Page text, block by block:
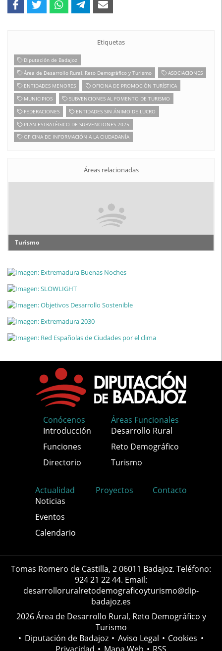
Etiquetas
Diputación de Badajoz
Área de Desarrollo Rural, Reto Demográfico y Turismo
ASOCIACIONES
ENTIDADES MENORES
OFICINA DE PROMOCIÓN TURÍSTICA
MUNICIPIOS
SUBVENCIONES AL FOMENTO DE TURISMO
FEDERACIONES
ENTIDADES SIN ÁNIMO DE LUCRO
PLAN ESTRATÉGICO DE SUBVENCIONES 2025
OFICINA DE INFORMACIÓN A LA CIUDADANÍA
Áreas relacionadas
Turismo
Conócenos
Introducción
Funciones
Directorio
Áreas Funcionales
Desarrollo Rural
Reto Demográfico
Turismo
Actualidad
Noticias
Eventos
Calendario
Proyectos Contacto
Tomas Romero de Castilla, 2 06011 Badajoz. Teléfono:
924 21 22 44. Email:
desarrolloruralretodemograficoyturismo@dip-
badajoz.es
2026 Área de Desarrollo Rural, Reto Demográfico y
Turismo
• Diputación de Badajoz • Aviso Legal • Cookies •